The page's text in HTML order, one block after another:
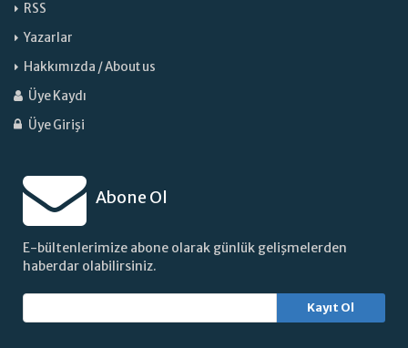
RSS
Yazarlar
Hakkımızda / About us
Üye Kaydı
Üye Girişi
Abone Ol
E-bültenlerimize abone olarak günlük gelişmelerden
haberdar olabilirsiniz.
Kayıt Ol